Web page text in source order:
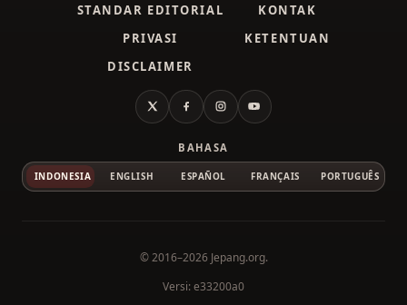
STANDAR EDITORIAL
KONTAK
PRIVASI
KETENTUAN
DISCLAIMER
X FacebookInstagramYouTube
BAHASA
INDONESIA ENGLISH ESPAÑOL FRANÇAIS PORTUGUÊS
© 2016–2026 Jepang.org.
Versi: e33200a0